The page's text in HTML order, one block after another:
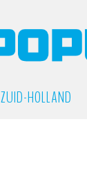
ZUID-HOLLAND